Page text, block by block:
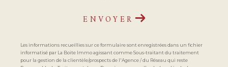
ENVOYER
Les informations recueillies sur ce formulaire sont enregistrées dans un fichier
informatisé par La Boite Immo agissant comme Sous-traitant du traitement
pour la gestion de la clientèle/prospects de l'Agence / du Réseau qui reste